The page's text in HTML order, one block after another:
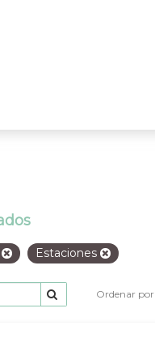
Estaciones
Ordenar por